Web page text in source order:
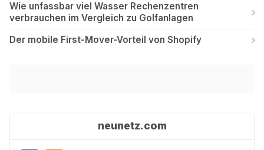
Wie unfassbar viel Wasser Rechenzentren
verbrauchen im Vergleich zu Golfanlagen
Der mobile First-Mover-Vorteil von Shopify
neunetz.com